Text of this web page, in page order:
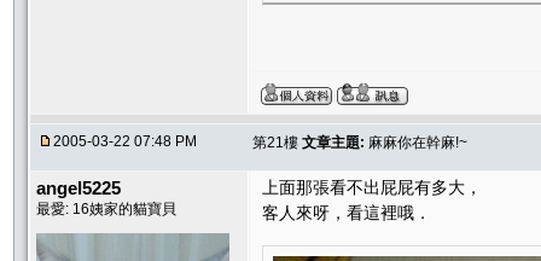
2005-03-22 07:48 PM 第21樓 文章主題: 麻麻你在幹麻!~
angel5225
最愛: 16姨家的貓寶貝
上面那張看不出屁屁有多大，
客人來呀，看這裡哦．